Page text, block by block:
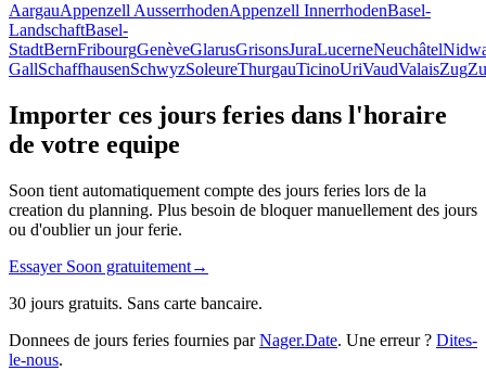
AargauAppenzell AusserrhodenAppenzell InnerrhodenBasel-
LandschaftBasel-
StadtBernFribourgGenèveGlarusGrisonsJuraLucerneNeuchâtel
GallSchaffhausenSchwyzSoleureThurgauTicinoUriVaudValaisZug
Importer ces jours feries dans l'horaire
de votre equipe
Soon tient automatiquement compte des jours feries lors de la
creation du planning. Plus besoin de bloquer manuellement des jours
ou d'oublier un jour ferie.
Essayer Soon gratuitement→
30 jours gratuits. Sans carte bancaire.
Donnees de jours feries fournies parNager.Date. Une erreur ? Dites-
le-nous.